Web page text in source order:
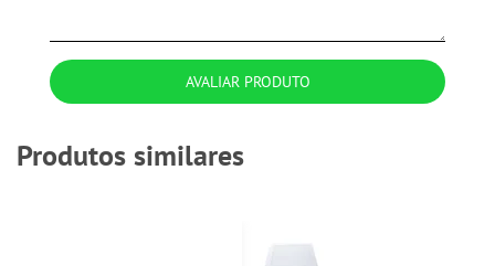
AVALIAR PRODUTO
Produtos similares